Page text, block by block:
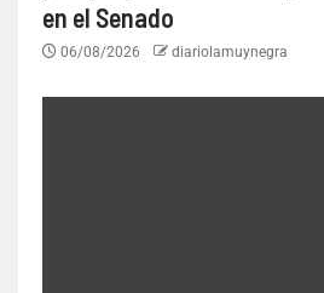
en el Senado
06/08/2026 diariolamuynegra